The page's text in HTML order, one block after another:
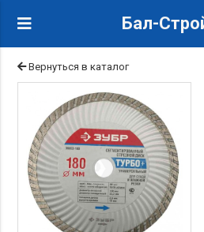
Бал-
Вернуться в каталог